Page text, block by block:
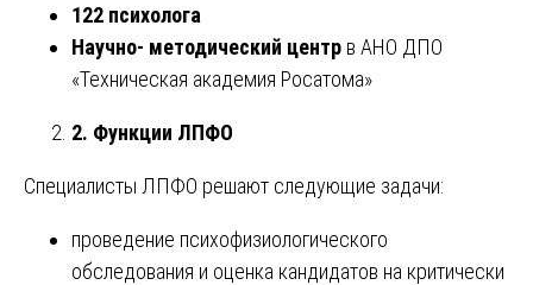
122 психолога
Научно- методический центр в АНО ДПО
«Техническая академия Росатома»
2. Функции ЛПФО
Специалисты ЛПФО решают следующие задачи:
проведение психофизиологического
обследования и оценка кандидатов на критически